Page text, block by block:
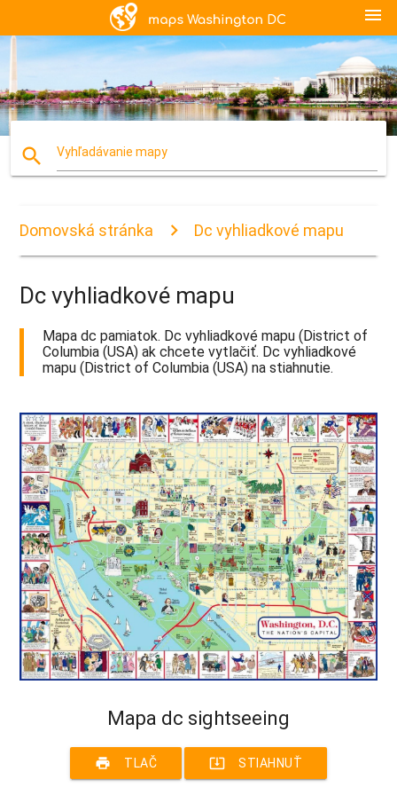
menu
search Vyhľadávanie mapy
Domovská stránka Dc vyhliadkové mapu
Dc vyhliadkové mapu
Mapa dc pamiatok. Dc vyhliadkové mapu (District of
Columbia (USA) ak chcete vytlačiť. Dc vyhliadkové
mapu (District of Columbia (USA) na stiahnutie.
Mapa dc sightseeing
print TLAČ system_update_alt STIAHNUŤ